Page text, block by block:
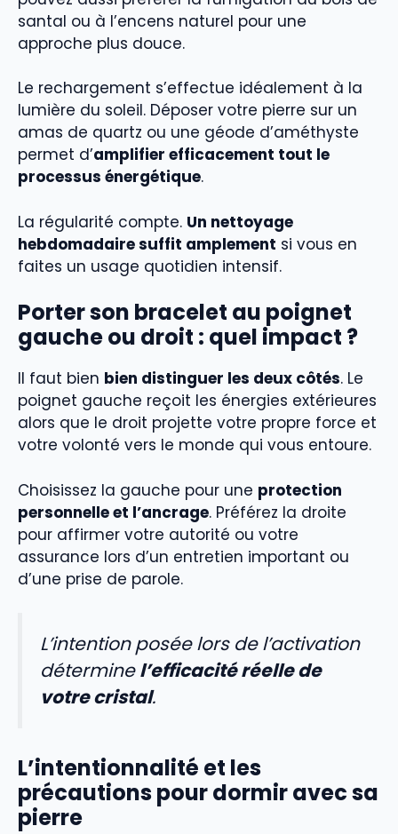
santal ou à l’encens naturel pour une
approche plus douce.
Le rechargement s’effectue idéalement à la
lumière du soleil. Déposer votre pierre sur un
amas de quartz ou une géode d’améthyste
permet d’amplifier efficacement tout le
processus énergétique.
La régularité compte. Un nettoyage
hebdomadaire suffit amplement si vous en
faites un usage quotidien intensif.
Porter son bracelet au poignet
gauche ou droit : quel impact ?
Il faut bien bien distinguer les deux côtés. Le
poignet gauche reçoit les énergies extérieures
alors que le droit projette votre propre force et
votre volonté vers le monde qui vous entoure.
Choisissez la gauche pour une protection
personnelle et l’ancrage. Préférez la droite
pour affirmer votre autorité ou votre
assurance lors d’un entretien important ou
d’une prise de parole.
L’intention posée lors de l’activation
déterminel’efficacité réelle de
votre cristal.
L’intentionnalité et les
précautions pour dormir avec sa
pierre